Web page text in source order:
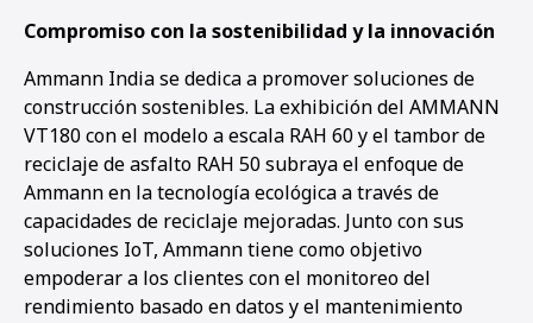
Compromiso con la sostenibilidad y la innovación
Ammann India se dedica a promover soluciones de
construcción sostenibles. La exhibición del AMMANN
VT180 con el modelo a escala RAH 60 y el tambor de
reciclaje de asfalto RAH 50 subraya el enfoque de
Ammann en la tecnología ecológica a través de
capacidades de reciclaje mejoradas. Junto con sus
soluciones IoT, Ammann tiene como objetivo
empoderar a los clientes con el monitoreo del
rendimiento basado en datos y el mantenimiento